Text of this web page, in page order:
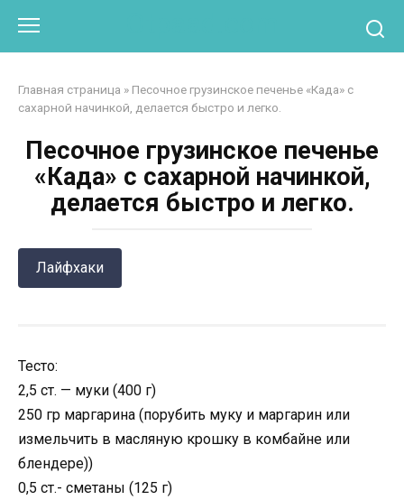
контенту
Главная страница » Песочное грузинское печенье «Када» с
сахарной начинкой, делается быстро и легко.
Песочное грузинское печенье
«Када» с сахарной начинкой,
делается быстро и легко.
Лайфхаки
Тесто:
2,5 ст. — муки (400 г)
250 гр маргарина (порубить муку и маргарин или
измельчить в масляную крошку в комбайне или
блендере))
0,5 ст.- сметаны (125 г)